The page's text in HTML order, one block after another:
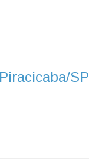
SP